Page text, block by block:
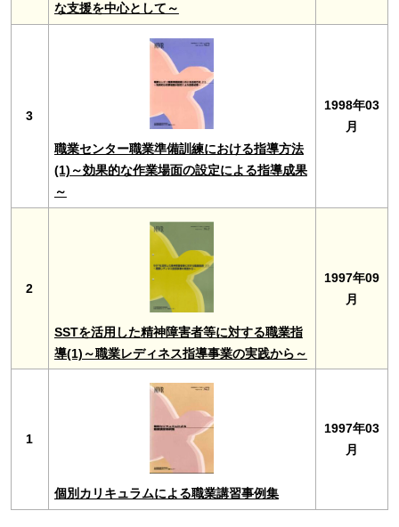
な支援を中心として～
3
職業センター職業準備訓練における指導方法
(1)～効果的な作業場面の設定による指導成果
～
1998年03
月
2
SSTを活用した精神障害者等に対する職業指
導(1)～職業レディネス指導事業の実践から～
1997年09
月
1
個別カリキュラムによる職業講習事例集
1997年03
月